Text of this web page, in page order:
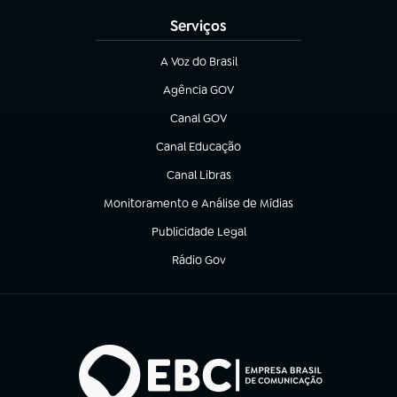
Serviços
A Voz do Brasil
(abre em nova aba)
Agência GOV
(abre em nova aba)
Canal GOV
(abre em nova aba)
Canal Educação
(abre em nova aba)
Canal Libras
(abre em nova aba)
Monitoramento e Análise de Mídias
(abre em nova aba)
Publicidade Legal
(abre em nova aba)
Rádio Gov
(abre em nova aba)